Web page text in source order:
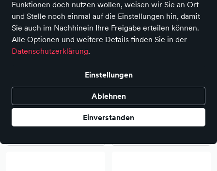
Funktionen doch nutzen wollen, weisen wir Sie an Ort
und Stelle noch einmal auf die Einstellungen hin, damit
Sie auch im Nachhinein Ihre Freigabe erteilen können.
Alle Optionen und weitere Details finden Sie in der
Datenschutzerklärung.
Einstellungen
Ablehnen
Einverstanden
Mario Fagni
Slipper
Mario Fagni